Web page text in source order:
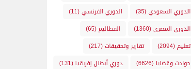
الدوري السعودي(35) الدوري الفرنسي(11)
الدوري المصري(1360) المظاليم(65)
تعليم(2094) تقارير وتحقيقات(217)
حوادث وقضايا (6626) دوري أبطال إفريقيا (131)